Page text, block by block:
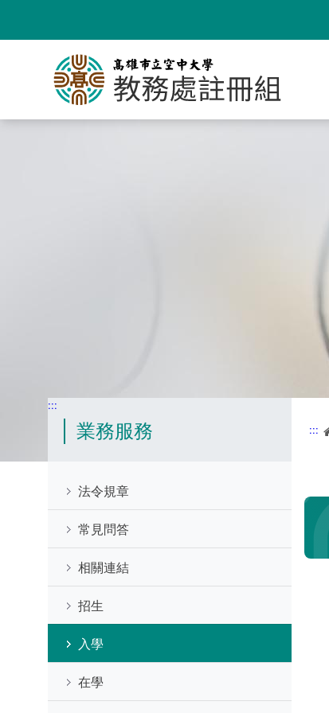
要
:::
業務服務
法令規章
常見問答
相關連結
招生
入學
在學
:::